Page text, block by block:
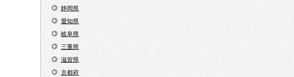
静岡県
愛知県
岐阜県
三重県
滋賀県
京都府